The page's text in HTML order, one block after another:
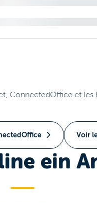
ConnectedOffice et les
Voir
ein